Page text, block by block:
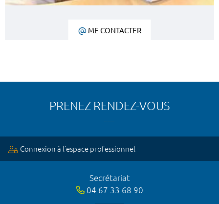
ME CONTACTER
PRENEZ RENDEZ-VOUS
Connexion à l’espace professionnel
Secrétariat
04 67 33 68 90